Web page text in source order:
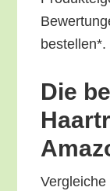
bestellen*.
Die